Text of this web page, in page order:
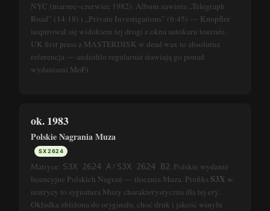
NYC (marzec–czerwiec 1982). Album zawiera „Telegraph
Road” (14:18) i „Private Investigations” (6:45) — Knopfler
inspirował się widokiem tej drogi z okna autokaru tournée.
UK first press z MASTERDISK w dead wax to absolutna
referencja — audiofilo regularnie stawiają go ponad
wydaniami MoFi.
ok. 1983
Polskie Nagrania Muza
SX 2624
Matryce: S3X 2624 A/ S3X 2624 B2. Polskie wydanie
licencyjne Polskich Nagrań — tłocznia Muza. Prefiks S3X w
matrycy to sygnatura Muzy charakterystyczna dla tej ery.
Okładka zbliżona do oryginału, choć druk i jakość winylu